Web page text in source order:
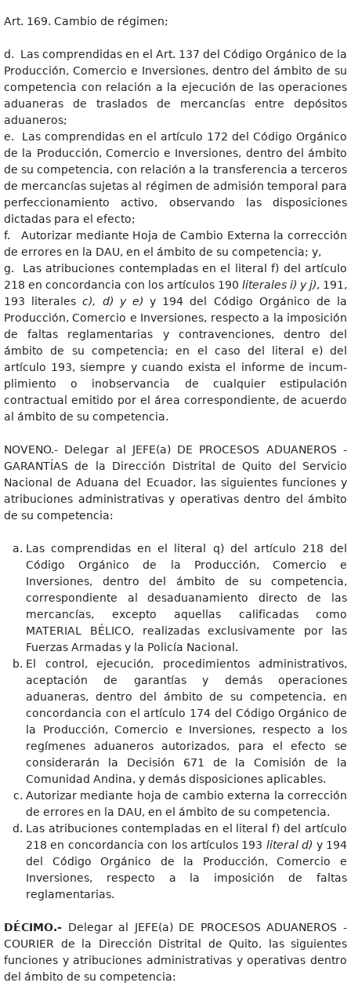
Art. 169. Cambio de régimen;
d. Las comprendidas en el Art. 137 del Código Orgánico de la
Producción, Comercio e Inversiones, dentro del ámbito de su
competencia con relación a la ejecución de las operaciones
aduaneras de traslados de mercancías entre depósitos
aduaneros;
e. Las comprendidas en el artículo 172 del Código Orgánico
de la Producción, Comercio e Inversiones, dentro del ámbito
de su competencia, con relación a la transferencia a terceros
de mercancías sujetas al régimen de admisión temporal para
perfeccionamiento activo, observando las disposiciones
dictadas para el efecto;
f. Autorizar mediante Hoja de Cambio Externa la corrección
de errores en la DAU, en el ámbito de su competencia; y,
g. Las atribuciones contempladas en el literal f) del artículo
218 en concordancia con los artículos 190 literales i) y j), 191,
193 literalesc), d) y e)y 194 del Código Orgánico de la
Producción, Comercio e Inversiones, respecto a la imposición
de faltas reglamentarias y contravenciones, dentro del
ámbito de su competencia; en el caso del literal e) del
artículo 193, siempre y cuando exista el informe de incum-
plimiento o inobservancia de cualquier estipulación
contractual emitido por el área correspondiente, de acuerdo
al ámbito de su competencia.
NOVENO.- Delegar al JEFE(a) DE PROCESOS ADUANEROS -
GARANTÍAS de la Dirección Distrital de Quito del Servicio
Nacional de Aduana del Ecuador, las siguientes funciones y
atribuciones administrativas y operativas dentro del ámbito
de su competencia:
Las comprendidas en el literal q) del artículo 218 del
Código Orgánico de la Producción, Comercio e
Inversiones, dentro del ámbito de su competencia,
correspondiente al desaduanamiento directo de las
mercancías, excepto aquellas calificadas como
MATERIAL BÉLICO, realizadas exclusivamente por las
Fuerzas Armadas y la Policía Nacional.
El control, ejecución, procedimientos administrativos,
aceptación de garantías y demás operaciones
aduaneras, dentro del ámbito de su competencia, en
concordancia con el artículo 174 del Código Orgánico de
la Producción, Comercio e Inversiones, respecto a los
regímenes aduaneros autorizados, para el efecto se
considerarán la Decisión 671 de la Comisión de la
Comunidad Andina, y demás disposiciones aplicables.
Autorizar mediante hoja de cambio externa la corrección
de errores en la DAU, en el ámbito de su competencia.
Las atribuciones contempladas en el literal f) del artículo
218 en concordancia con los artículos 193 literal d) y 194
del Código Orgánico de la Producción, Comercio e
Inversiones, respecto a la imposición de faltas
reglamentarias.
DÉCIMO.- Delegar al JEFE(a) DE PROCESOS ADUANEROS -
COURIER de la Dirección Distrital de Quito, las siguientes
funciones y atribuciones administrativas y operativas dentro
del ámbito de su competencia: